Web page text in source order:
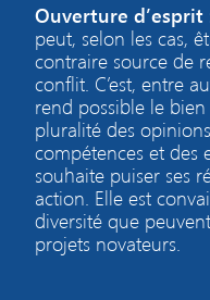
Ouverture d’esprit
peut, selon les cas,
contraire source de
conflit. C’est, entre
rend possible le bien
pluralité des
compétences et des
souhaite puiser ses
action. Elle est
diversité que
projets novateurs.